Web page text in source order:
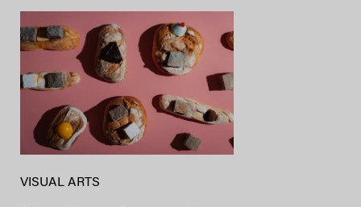
VISUAL ARTS